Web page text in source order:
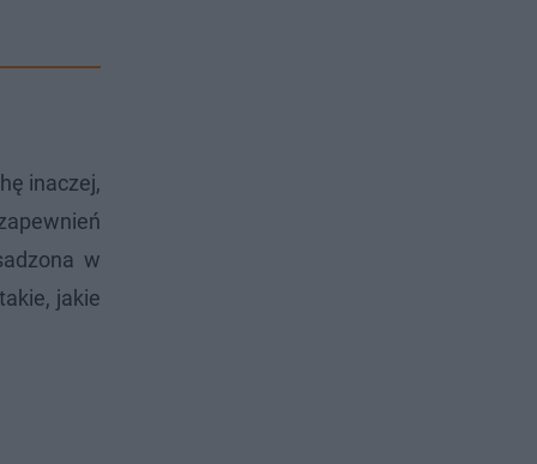
inaczej,
w
jakie